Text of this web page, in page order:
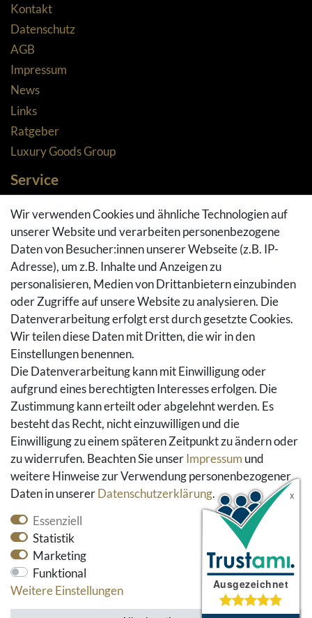
Kontakt
Datenschutz
AGB
Impressum
News
Links
Ratgeber
Luxury Goods Group
Service
Zahlungsarten
Versandarten & -kosten
Widerrufsrecht
Rückgaberecht
Vertrag widerrufen
Warenkorb
Hilfe
Social Media
Facebook
Instagram
Pinterest
Youtube
Houzz
* alle Preise inkl. gesetzlicher Mehrwertsteuer und
zzgl. Versandkosten
Wir verwenden Cookies und ähnliche Technologien auf
unserer Website und verarbeiten personenbezogene
Daten von Besucher:innen unserer Webseite (z.B. IP-
Adresse), um z.B. Inhalte und Anzeigen zu
personalisieren, Medien von Drittanbietern einzubinden
oder Zugriffe auf unsere Website zu analysieren. Die
Datenverarbeitung erfolgt erst durch gesetzte Cookies.
Wir teilen diese Daten mit Dritten, die wir in den
Einstellungen benennen.
Die Datenverarbeitung kann mit Einwilligung oder
aufgrund eines berechtigten Interesses erfolgen. Die
Zustimmung kann erteilt oder abgelehnt werden. Es
besteht das Recht, nicht einzuwilligen und die
Einwilligung zu einem späteren Zeitpunkt zu ändern oder
zu widerrufen. Beachten Sie unserImpressum und
weitere Hinweise zur Verwendung personenbezogener
Daten in unsererDaten­schutz­erklärung.
Essenziell
Statistik
Marketing
Funktional
Weitere Einstellungen